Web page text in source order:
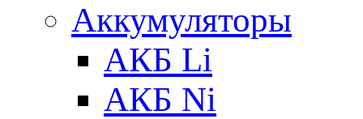
Аккумуляторы
АКБ Li
АКБ Ni